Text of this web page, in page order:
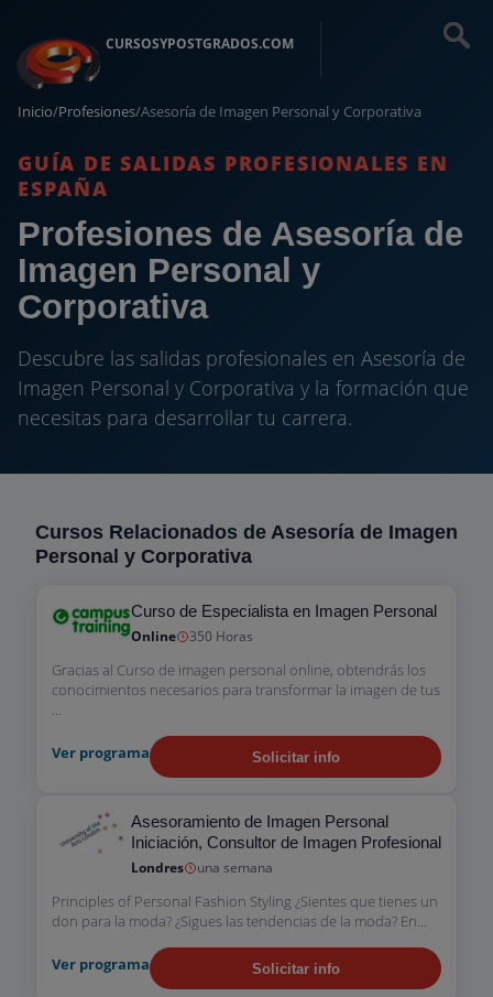
CURSOSYPOSTGRADOS.COM
Inicio/Profesiones/Asesoría de Imagen Personal y Corporativa
GUÍA DE SALIDAS PROFESIONALES EN
ESPAÑA
Profesiones de Asesoría de
Imagen Personal y
Corporativa
Descubre las salidas profesionales en Asesoría de
Imagen Personal y Corporativa y la formación que
necesitas para desarrollar tu carrera.
Cursos Relacionados de Asesoría de Imagen
Personal y Corporativa
Curso de Especialista en Imagen Personal
Online
350 Horas
Gracias al Curso de imagen personal online, obtendrás los
conocimientos necesarios para transformar la imagen de tus
...
Ver programa Solicitar info
Asesoramiento de Imagen Personal
Iniciación, Consultor de Imagen Profesional
Londres
una semana
Principles of Personal Fashion Styling ¿Sientes que tienes un
don para la moda? ¿Sigues las tendencias de la moda? En...
Ver programa Solicitar info